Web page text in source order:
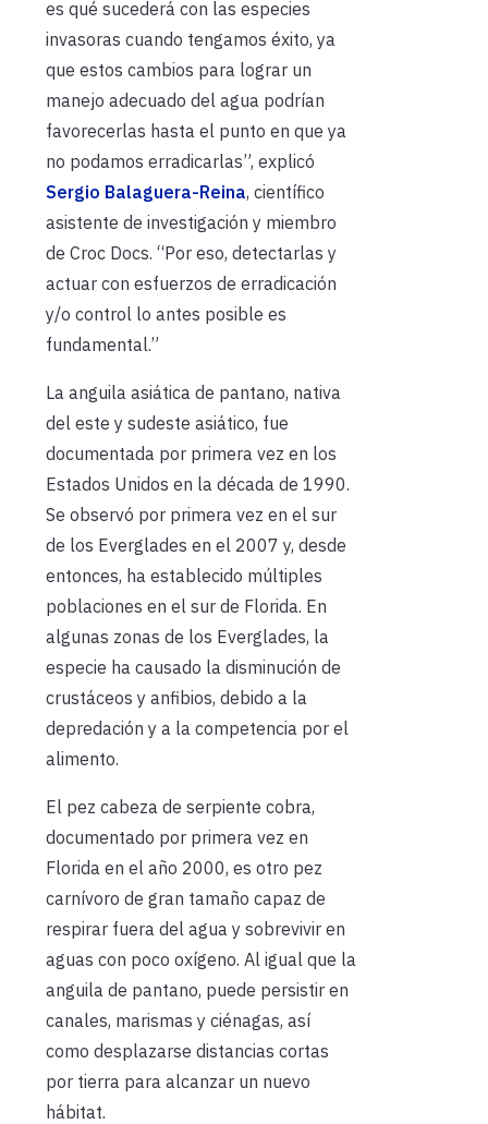
es qué sucederá con las especies
invasoras cuando tengamos éxito, ya
que estos cambios para lograr un
manejo adecuado del agua podrían
favorecerlas hasta el punto en que ya
no podamos erradicarlas”, explicó
Sergio Balaguera-Reina, científico
asistente de investigación y miembro
de Croc Docs. “Por eso, detectarlas y
actuar con esfuerzos de erradicación
y/o control lo antes posible es
fundamental.”
La anguila asiática de pantano, nativa
del este y sudeste asiático, fue
documentada por primera vez en los
Estados Unidos en la década de 1990.
Se observó por primera vez en el sur
de los Everglades en el 2007 y, desde
entonces, ha establecido múltiples
poblaciones en el sur de Florida. En
algunas zonas de los Everglades, la
especie ha causado la disminución de
crustáceos y anfibios, debido a la
depredación y a la competencia por el
alimento.
El pez cabeza de serpiente cobra,
documentado por primera vez en
Florida en el año 2000, es otro pez
carnívoro de gran tamaño capaz de
respirar fuera del agua y sobrevivir en
aguas con poco oxígeno. Al igual que la
anguila de pantano, puede persistir en
canales, marismas y ciénagas, así
como desplazarse distancias cortas
por tierra para alcanzar un nuevo
hábitat.